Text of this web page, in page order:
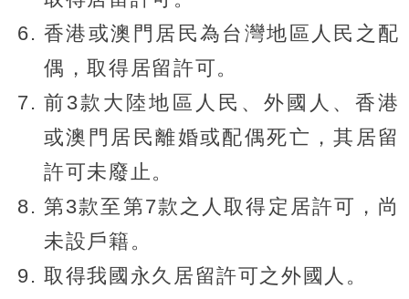
香港或澳門居民為台灣地區人民之配
偶，取得居留許可。
前3款大陸地區人民、外國人、香港
或澳門居民離婚或配偶死亡，其居留
許可未廢止。
第3款至第7款之人取得定居許可，尚
未設戶籍。
取得我國永久居留許可之外國人。